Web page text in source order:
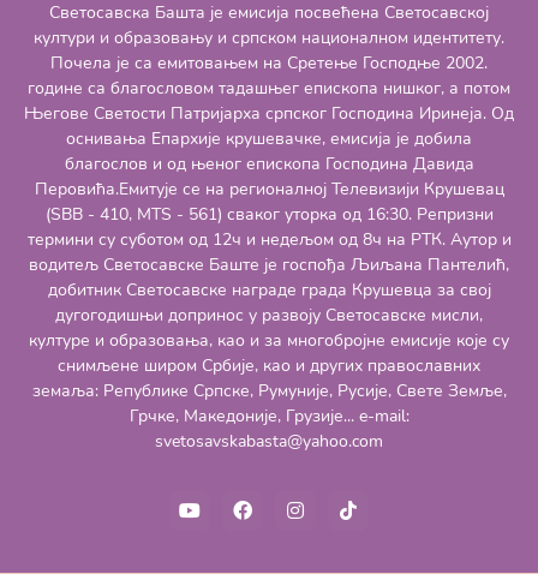
Светосавска Башта је емисија посвећена Светосавској
култури и образовању и српском националном идентитету.
Почела је са емитовањем на Сретење Господње 2002.
године са благословом тадашњег епископа нишког, а потом
Његове Светости Патријарха српског Господина Иринеја. Од
оснивања Епархије крушевачке, емисија је добила
благослов и од њеног епископа Господина Давида
Перовића.Емитује се на регионалној Телевизији Крушевац
(SBB - 410, MTS - 561) сваког уторка од 16:30. Репризни
термини су суботом од 12ч и недељом од 8ч на РТК. Аутор и
водитељ Светосавске Баште је госпођа Љиљана Пантелић,
добитник Светосавске награде града Крушевца за свој
дугогодишњи допринос у развоју Светосавске мисли,
културе и образовања, као и за многобројне емисије које су
снимљене широм Србије, као и других православних
земаља: Републике Српске, Румуније, Русије, Свете Земље,
Грчке, Македоније, Грузије... e-mail:
svetosavskabasta@yahoo.com